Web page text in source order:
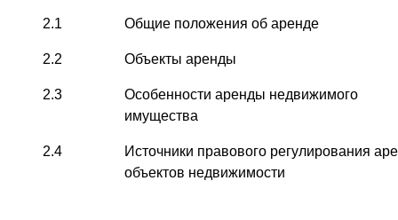
2.1 Общие положения об аренде
2.2 Объекты аренды
2.3
Особенности аренды недвижимого
имущества
2.4
Источники правового регулирования
объектов недвижимости